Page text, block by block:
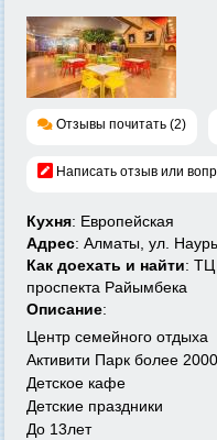
Отзывы почитать (2)
Написать отзыв или
Кухня: Европейская
Адрес: Алматы, ул.
Как доехать и найти: ТЦ
проспекта Райымбека
Описание:
Центр семейного отдыха
Активити Парк более
Детское кафе
Детские праздники
До 13лет